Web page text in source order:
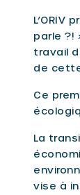
parle ?!
travail
de
Ce
La
vise à